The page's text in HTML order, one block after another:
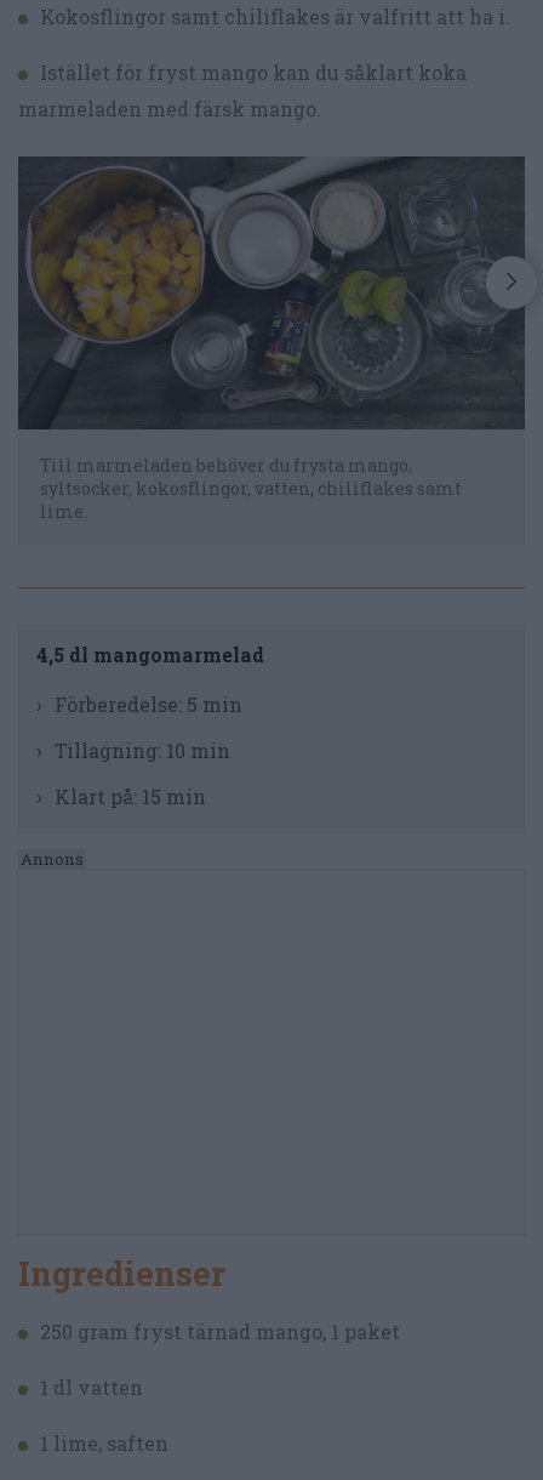
Kokosflingor samt chiliflakes är valfritt att ha i.
Istället för fryst mango kan du såklart koka
marmeladen med färsk mango.
Till marmeladen behöver du frysta mango,
syltsocker, kokosflingor, vatten, chiliflakes samt
lime.
4,5 dl mangomarmelad
Förberedelse: 5 min
Tillagning: 10 min
Klart på: 15 min
Ingredienser
250 gram fryst tärnad mango, 1 paket
1 dl vatten
1 lime, saften